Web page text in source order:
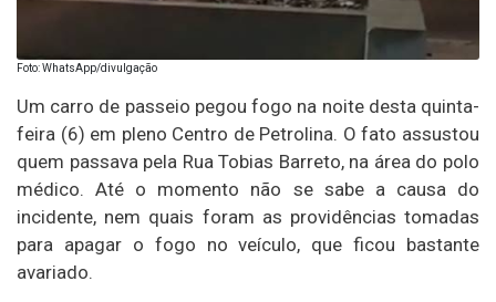
Foto: WhatsApp/divulgação
Um carro de passeio pegou fogo na noite desta quinta-
feira (6) em pleno Centro de Petrolina. O fato assustou
quem passava pela Rua Tobias Barreto, na área do polo
médico. Até o momento não se sabe a causa do
incidente, nem quais foram as providências tomadas
para apagar o fogo no veículo, que ficou bastante
avariado.